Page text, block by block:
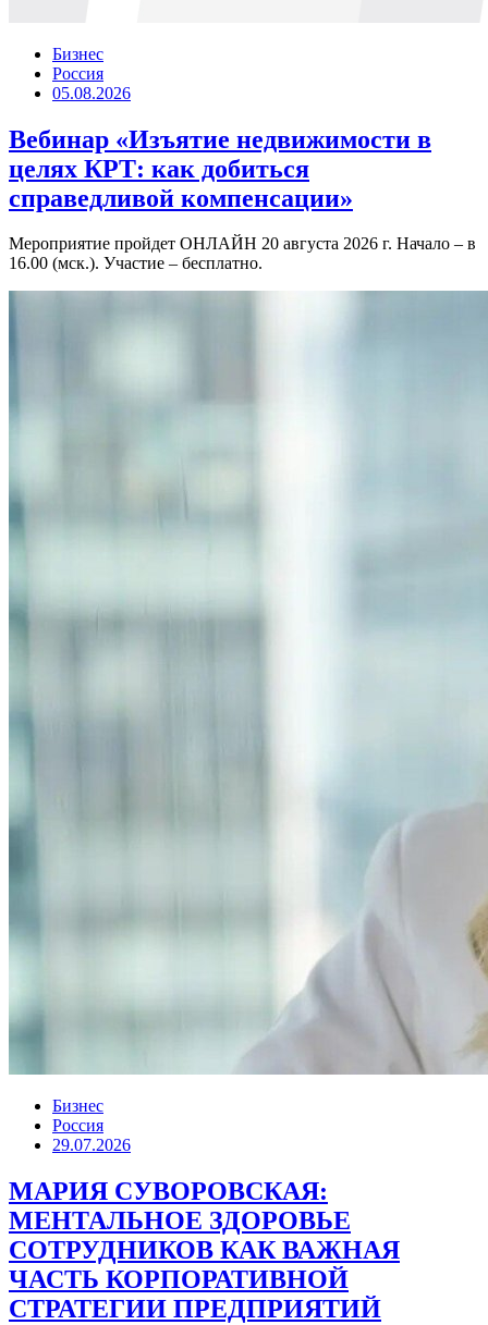
Бизнес
Россия
05.08.2026
Вебинар «Изъятие недвижимости в
целях КРТ: как добиться
справедливой компенсации»
Мероприятие пройдет ОНЛАЙН 20 августа 2026 г. Начало – в
16.00 (мск.). Участие – бесплатно.
Бизнес
Россия
29.07.2026
МАРИЯ СУВОРОВСКАЯ:
МЕНТАЛЬНОЕ ЗДОРОВЬЕ
СОТРУДНИКОВ КАК ВАЖНАЯ
ЧАСТЬ КОРПОРАТИВНОЙ
СТРАТЕГИИ ПРЕДПРИЯТИЙ